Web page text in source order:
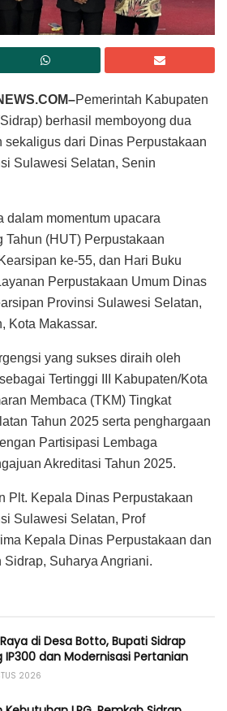
Pemerintah Kabupaten
berhasil memboyong dua
sekaligus dari Dinas Perpustakaan
Sulawesi Selatan, Senin
dalam momentum upacara
Tahun (HUT) Perpustakaan
ke-55, dan Hari Buku
Perpustakaan Umum Dinas
Provinsi Sulawesi Selatan,
Kota Makassar.
yang sukses diraih oleh
Tertinggi III Kabupaten/Kota
Membaca (TKM) Tingkat
Tahun 2025 serta penghargaan
Partisipasi Lembaga
Akreditasi Tahun 2025.
Plt. Kepala Dinas Perpustakaan
Sulawesi Selatan, Prof
Kepala Dinas Perpustakaan dan
Suharya Angriani.
di Desa Botto, Bupati Sidrap
IP300 dan Modernisasi Pertanian
2026